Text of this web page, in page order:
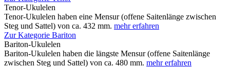
Tenor-Ukulelen
Tenor-Ukulelen haben eine Mensur (offene Saitenlänge zwischen
Steg und Sattel) von ca. 432 mm. mehr erfahren
Zur Kategorie Bariton
Bariton-Ukulelen
Bariton-Ukulelen haben die längste Mensur (offene Saitenlänge
zwischen Steg und Sattel) von ca. 480 mm. mehr erfahren